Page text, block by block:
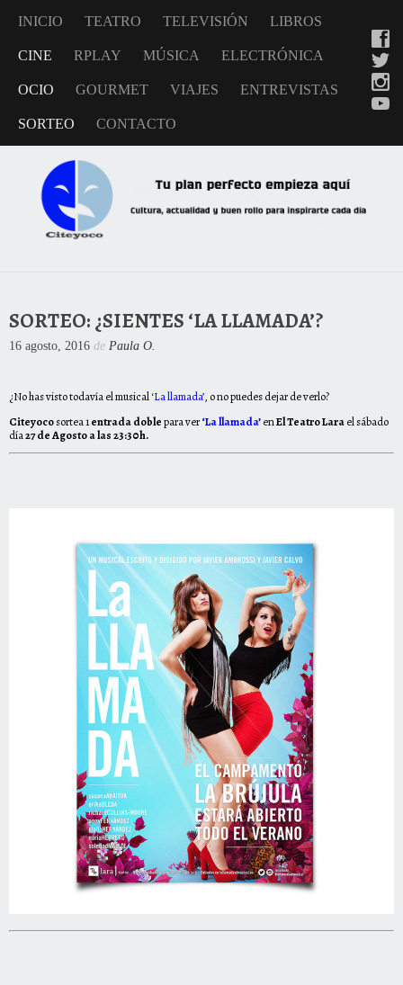
INICIO TEATRO TELEVISIÓN LIBROS
CINE RPLAY MÚSICA ELECTRÓNICA
OCIO GOURMET VIAJES ENTREVISTAS
SORTEO CONTACTO
SORTEO: ¿SIENTES ‘LA LLAMADA’?
16 agosto, 2016 de Paula O.
¿No has visto todavía el musical‘La llamada’, o no puedes dejar de verlo?
Citeyocosortea 1entrada doblepara ver‘La llamada’enEl Teatro Larael sábado
día27 de Agosto a las 23:30h.